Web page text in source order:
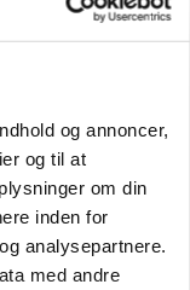
og annoncer,
og til at
om din
inden for
analysepartnere.
med andre